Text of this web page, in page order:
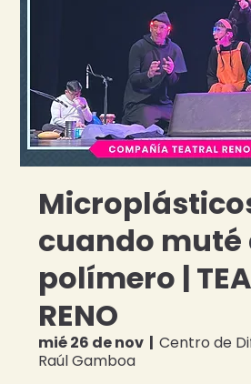
cuando muté
polímero |
RENO
mié 26 de nov
  |
Centro de
Raúl Gamboa